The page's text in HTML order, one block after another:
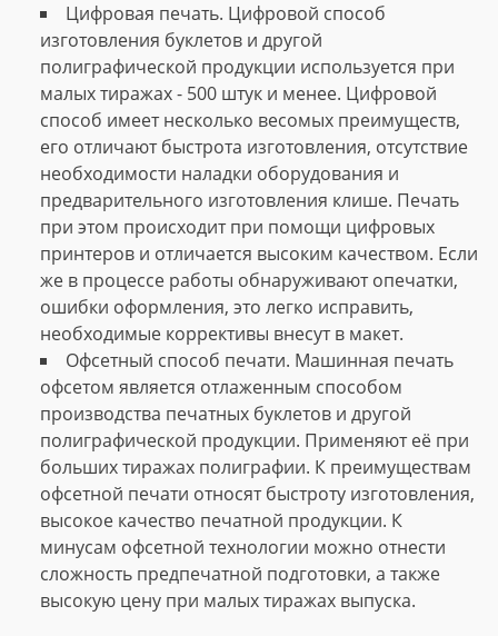
Цифровая печать. Цифровой способ
изготовления буклетов и другой
полиграфической продукции используется при
малых тиражах - 500 штук и менее. Цифровой
способ имеет несколько весомых преимуществ,
его отличают быстрота изготовления, отсутствие
необходимости наладки оборудования и
предварительного изготовления клише. Печать
при этом происходит при помощи цифровых
принтеров и отличается высоким качеством. Если
же в процессе работы обнаруживают опечатки,
ошибки оформления, это легко исправить,
необходимые коррективы внесут в макет.
Офсетный способ печати. Машинная печать
офсетом является отлаженным способом
производства печатных буклетов и другой
полиграфической продукции. Применяют её при
больших тиражах полиграфии. К преимуществам
офсетной печати относят быстроту изготовления,
высокое качество печатной продукции. К
минусам офсетной технологии можно отнести
сложность предпечатной подготовки, а также
высокую цену при малых тиражах выпуска.